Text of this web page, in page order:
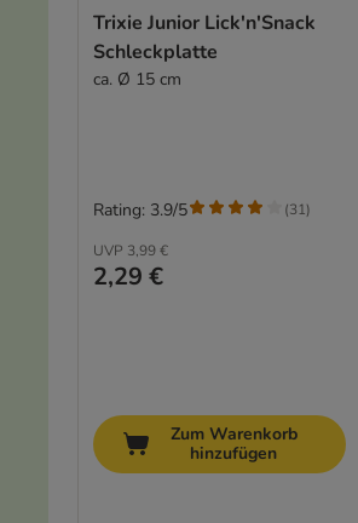
Trixie Junior Lick'n'Snack
Schleckplatte
ca. Ø 15 cm
UVP 3,99 €
2,29 €
Rating: 3.9/5 (31)
Zum Warenkorb
hinzufügen